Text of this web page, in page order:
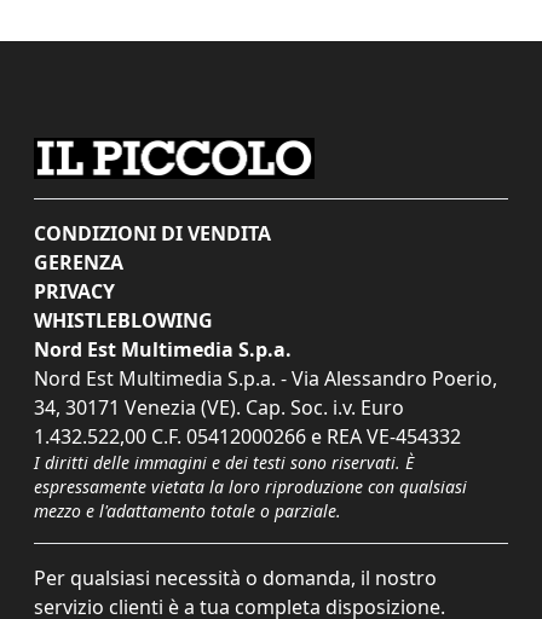
CONDIZIONI DI VENDITA
GERENZA
PRIVACY
WHISTLEBLOWING
Nord Est Multimedia S.p.a.
Nord Est Multimedia S.p.a. - Via Alessandro Poerio,
34, 30171 Venezia (VE). Cap. Soc. i.v. Euro
1.432.522,00 C.F. 05412000266 e REA VE-454332
I diritti delle immagini e dei testi sono riservati. È
espressamente vietata la loro riproduzione con qualsiasi
mezzo e l'adattamento totale o parziale.
Per qualsiasi necessità o domanda, il nostro
servizio clienti è a tua completa disposizione.